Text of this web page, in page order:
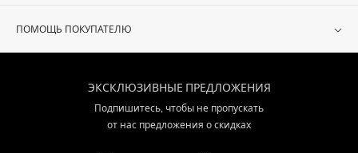
ПОМОЩЬ ПОКУПАТЕЛЮ
ЭКСКЛЮЗИВНЫЕ ПРЕДЛОЖЕНИЯ
Подпишитесь, чтобы не пропускать
от нас предложения о скидках